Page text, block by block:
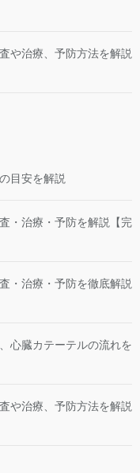
や治療、予防方法を解説
目安を解説
・治療・予防を解説【完
・治療・予防を徹底解説
心臓カテーテルの流れを
や治療、予防方法を解説